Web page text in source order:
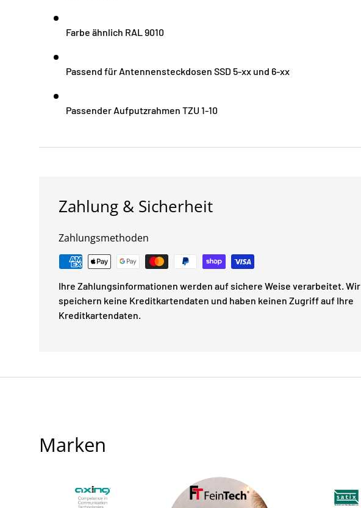
Farbe ähnlich RAL 9010
Passend für Antennensteckdosen SSD 5-xx und 6-xx
Passender Aufputzrahmen TZU 1-10
Zahlung & Sicherheit
Zahlungsmethoden
Ihre Zahlungsinformationen werden auf sichere Weise verarbeitet. Wir
speichern keine Kreditkartendaten und haben keinen Zugriff auf Ihre
Kreditkartendaten.
Marken